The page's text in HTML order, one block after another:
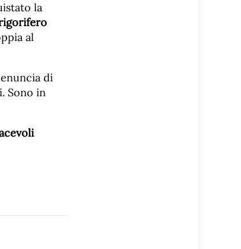
la
al
di
Sono in